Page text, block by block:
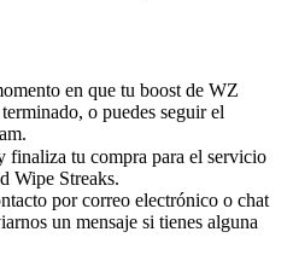
en que tu boost de WZ
o puedes seguir el
finaliza tu compra para el servicio
Wipe Streaks.
por correo electrónico o chat
un mensaje si tienes alguna